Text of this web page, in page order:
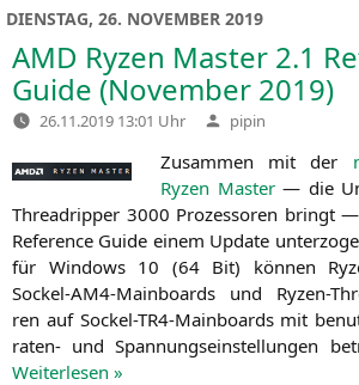
DIENSTAG, 26. NOVEMBER 2019
AMD Ryzen Master 2.1
Guide (November 2019)
26.11.2019 13:01 Uhr Verfasst
von
pipin
Zusam­men mit der
Ryzen Mas­ter— die
Thre­ad­rip­per 3000 Pro­zes­so­ren bringt
Refe­rence Gui­de einem Update
für Win­dows 10 (64 Bit) kön­nen
Sockel-AM4-Main­boards und Ryzen-
ren auf Sockel-TR4-Main­boards mit
ra­ten- und Span­nungs­ein­stel­lun­gen
Wei­ter­le­sen »